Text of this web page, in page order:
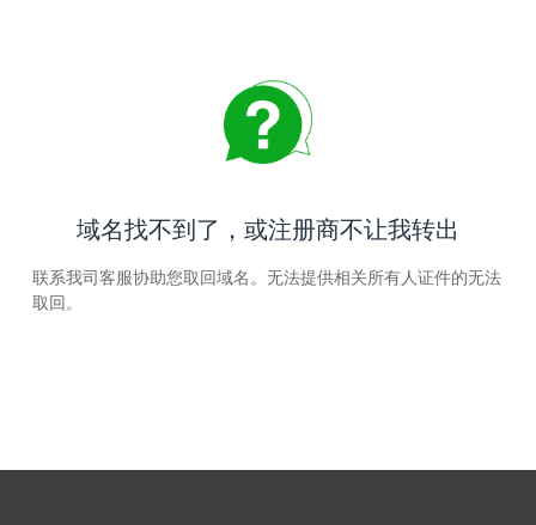
域名找不到了，或注册商不让我转出
联系我司客服协助您取回域名。无法提供相关所有人证件的无法
取回。